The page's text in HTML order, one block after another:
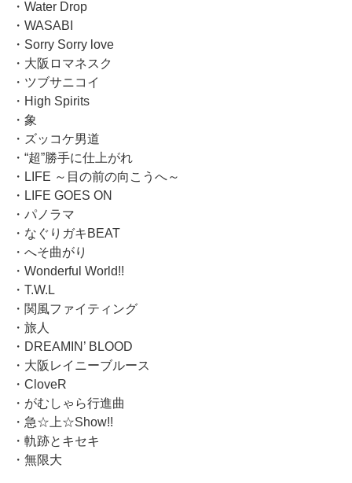
・Water Drop
・WASABI
・Sorry Sorry love
・大阪ロマネスク
・ツブサニコイ
・High Spirits
・象
・ズッコケ男道
・“超”勝手に仕上がれ
・LIFE ～目の前の向こうへ～
・LIFE GOES ON
・パノラマ
・なぐりガキBEAT
・へそ曲がり
・Wonderful World!!
・T.W.L
・関風ファイティング
・旅人
・DREAMIN’ BLOOD
・大阪レイニーブルース
・CloveR
・がむしゃら行進曲
・急☆上☆Show!!
・軌跡とキセキ
・無限大